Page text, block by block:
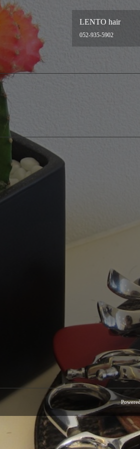
LENTO hair
052-935-5902